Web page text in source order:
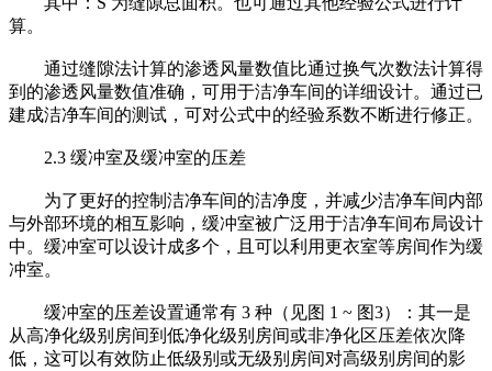
算。
通过缝隙法计算的渗透风量数值比通过换气次数法计算得
到的渗透风量数值准确，可用于洁净车间的详细设计。通过已
建成洁净车间的测试，可对公式中的经验系数不断进行修正。
2.3 缓冲室及缓冲室的压差
为了更好的控制洁净车间的洁净度，并减少洁净车间内部
与外部环境的相互影响，缓冲室被广泛用于洁净车间布局设计
中。缓冲室可以设计成多个，且可以利用更衣室等房间作为缓
冲室。
缓冲室的压差设置通常有 3 种（见图 1 ~ 图3）：其一是
从高净化级别房间到低净化级别房间或非净化区压差依次降
低，这可以有效防止低级别或无级别房间对高级别房间的影